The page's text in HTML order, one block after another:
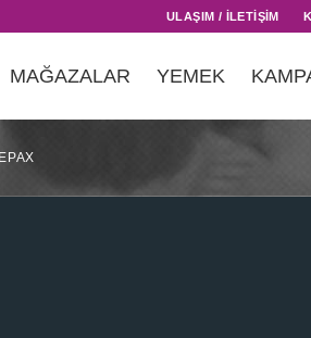
ULAŞIM / İLETİŞİM
MAĞAZALAR YEMEK